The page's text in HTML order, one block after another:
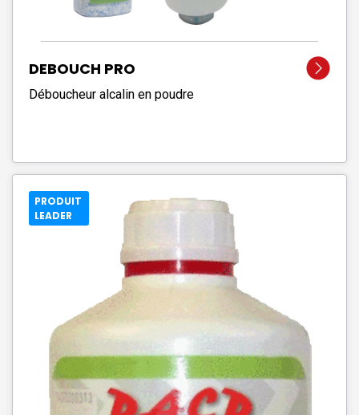
DEBOUCH PRO
Déboucheur alcalin en poudre
PRODUIT
LEADER